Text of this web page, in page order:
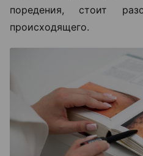
поредения, стоит
происходящего.